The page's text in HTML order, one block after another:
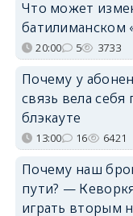
Что может
батилиманском
20:00 5 3733
Почему у
связь вела
блэкауте
13:00 16 6421
Почему наш
пути? —
играть вторым